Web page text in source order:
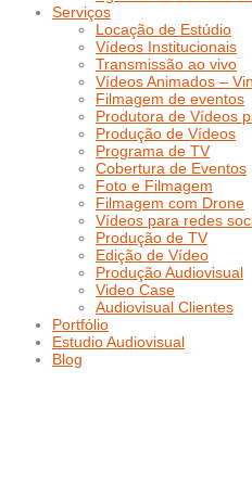
Serviços
Locação de Estúdio
Vídeos Institucionais
Transmissão ao vivo
Vídeos Animados –
Filmagem de eventos
Produtora de Vídeos
Produção de Vídeos
Programa de TV
Cobertura de Eventos
Foto e Filmagem
Filmagem com Drone
Vídeos para redes
Produção de TV
Edição de Vídeo
Produção Audiovisual
Video Case
Audiovisual Clientes
Portfólio
Estudio Audiovisual
Blog